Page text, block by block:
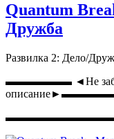
Quantum
Дружба
Развилка 2: Дело/
▬▬▬▬▬▬ ◄Не